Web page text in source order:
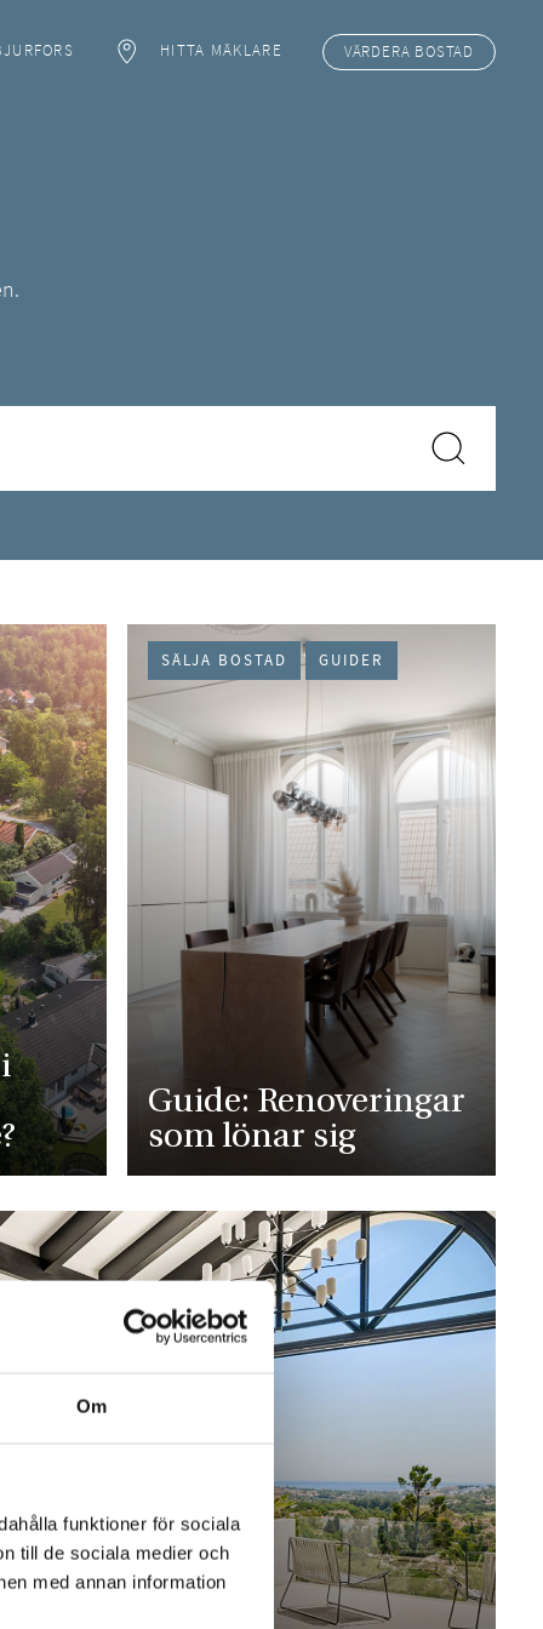
Om
funktioner för sociala
till de sociala medier och
med annan information
HITTA MÄKLARE VÄRDERA BOSTAD
SÄLJA BOSTAD GUIDER
Guide: Renoveringar
som lönar sig